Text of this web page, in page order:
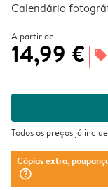
Calendário
A partir de
14,99 € offers
Todos os preços já
Cópias extra,
question_mark_circle